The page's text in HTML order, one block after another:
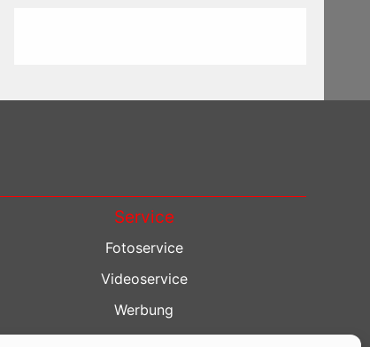
Service
Fotoservice
Videoservice
Werbung